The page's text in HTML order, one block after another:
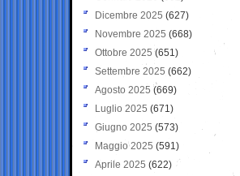
Dicembre 2025 (627)
Novembre 2025 (668)
Ottobre 2025 (651)
Settembre 2025 (662)
Agosto 2025 (669)
Luglio 2025 (671)
Giugno 2025 (573)
Maggio 2025 (591)
Aprile 2025 (622)